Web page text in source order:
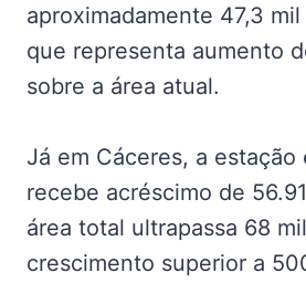
aproximadamente 47,3
que representa aumento
sobre a área atual.
Já em Cáceres, a estação
recebe acréscimo de
área total ultrapassa 68
crescimento superior a